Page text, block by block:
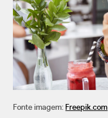
Fonte imagem: Freepik.com